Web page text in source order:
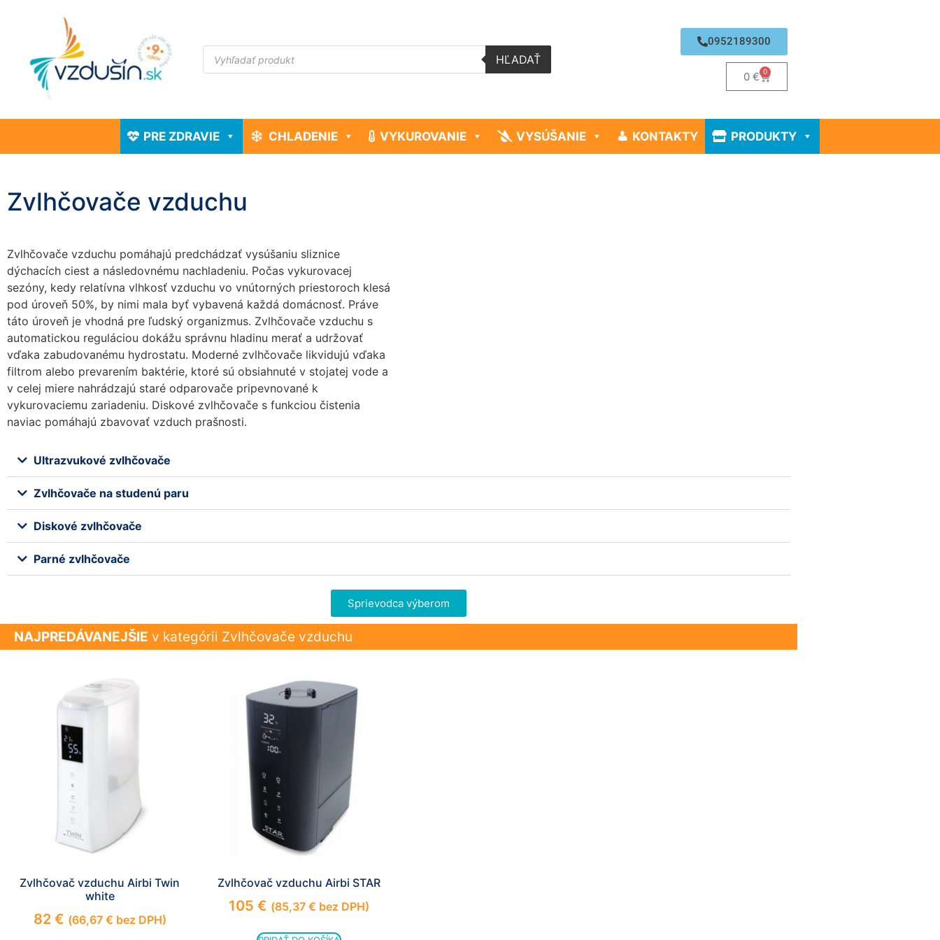
HĽADAŤ
0952189300
0€ 0
PRE ZDRAVIE CHLADENIE VYKUROVANIE VYSÚŠANIE KONTAKTY PRODUKTY
Zvlhčovače vzduchu
Zvlhčovače vzduchu pomáhajú predchádzať vysúšaniu sliznice
dýchacích ciest a následovnému nachladeniu. Počas vykurovacej
sezóny, kedy relatívna vlhkosť vzduchu vo vnútorných priestoroch klesá
pod úroveň 50%, by nimi mala byť vybavená každá domácnosť. Práve
táto úroveň je vhodná pre ľudský organizmus. Zvlhčovače vzduchu s
automatickou reguláciou dokážu správnu hladinu merať a udržovať
vďaka zabudovanému hydrostatu. Moderné zvlhčovače likvidujú vďaka
filtrom alebo prevarením baktérie, ktoré sú obsiahnuté v stojatej vode a
v celej miere nahrádzajú staré odparovače pripevnované k
vykurovaciemu zariadeniu. Diskové zvlhčovače s funkciou čistenia
naviac pomáhajú zbavovať vzduch prašnosti.
Ultrazvukové zvlhčovače
Zvlhčovače na studenú paru
Diskové zvlhčovače
Parné zvlhčovače
Sprievodca výberom
NAJPREDÁVANEJŠIE v kategórii Zvlhčovače vzduchu
Zvlhčovač vzduchu Airbi Twin
white
82 € (66,67 € bez DPH)
Zvlhčovač vzduchu Airbi STAR
105 € (85,37 € bez DPH)
Tieto súbory
Aby sme
zlepšiť